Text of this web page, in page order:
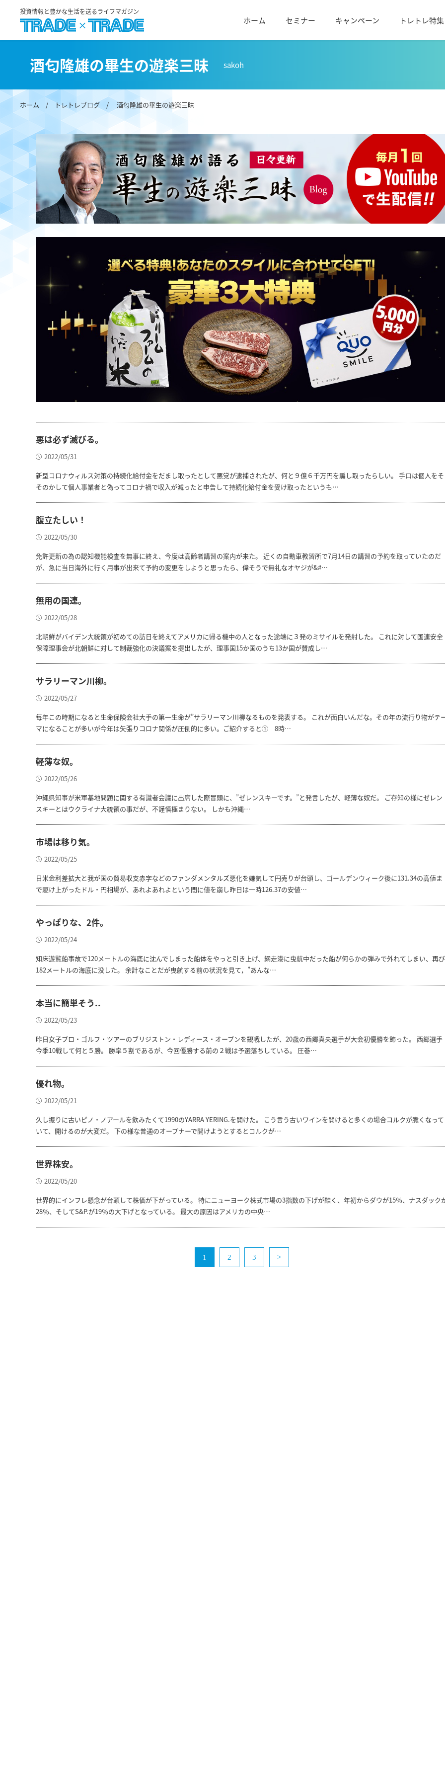
投資情報と豊かな生活を送るライフマガジン
ホーム セミナー キャンペーン トレトレ特集
酒匂隆雄の畢生の遊楽三昧 sakoh
ホーム /トレトレブログ / 酒匂隆雄の畢生の遊楽三昧
悪は必ず滅びる。
2022/05/31
新型コロナウィルス対策の持続化給付金をだまし取ったとして悪党が逮捕されたが、何と９億６千万円を騙し取ったらしい。 手口は個人をそ
そのかして個人事業者と偽ってコロナ禍で収入が減ったと申告して持続化給付金を受け取ったというも…
腹立たしい！
2022/05/30
免許更新の為の認知機能検査を無事に終え、今度は高齢者講習の案内が来た。 近くの自動車教習所で7月14日の講習の予約を取っていたのだ
が、急に当日海外に行く用事が出来て予約の変更をしようと思ったら、偉そうで無礼なオヤジが&#…
無用の国連。
2022/05/28
北朝鮮がバイデン大統領が初めての訪日を終えてアメリカに帰る機中の人となった途端に３発のミサイルを発射した。 これに対して国連安全
保障理事会が北朝鮮に対して制裁強化の決議案を提出したが、理事国15か国のうち13か国が賛成し…
サラリーマン川柳。
2022/05/27
毎年この時期になると生命保険会社大手の第一生命が”サラリーマン川柳なるものを発表する。 これが面白いんだな。その年の流行り物がテ
マになることが多いが今年は矢張りコロナ関係が圧倒的に多い。ご紹介すると① 8時…
軽薄な奴。
2022/05/26
沖縄県知事が米軍基地問題に関する有識者会議に出席した際冒頭に、”ゼレンスキーです。”と発言したが、軽薄な奴だ。 ご存知の様にゼレン
スキーとはウクライナ大統領の事だが、不謹慎極まりない。 しかも沖縄…
市場は移り気。
2022/05/25
日米金利差拡大と我が国の貿易収支赤字などのファンダメンタルズ悪化を嫌気して円売りが台頭し、ゴールデンウィーク後に131.34の高値ま
で駆け上がったドル・円相場が、あれよあれよという間に値を崩し昨日は一時126.37の安値…
やっぱりな、2件。
2022/05/24
知床遊覧船事故で120メートルの海底に沈んでしまった船体をやっと引き上げ、網走港に曳航中だった船が何らかの弾みで外れてしまい、再び
182メートルの海底に没した。 余計なことだが曳航する前の状況を見て，”あんな…
本当に簡単そう..
2022/05/23
昨日女子プロ・ゴルフ・ツアーのブリジストン・レディース・オープンを観戦したが、20歳の西郷真央選手が大会初優勝を飾った。 西郷選手
今季10戦して何と５勝。 勝率５割であるが、今回優勝する前の２戦は予選落ちしている。 圧巻…
優れ物。
2022/05/21
久し振りに古いピノ・ノアールを飲みたくて1990のYARRA YERING.を開けた。 こう言う古いワインを開けると多くの場合コルクが脆くなって
いて、開けるのが大変だ。 下の様な普通のオープナーで開けようとするとコルクが…
世界株安。
2022/05/20
世界的にインフレ懸念が台頭して株価が下がっている。 特にニューヨーク株式市場の3指数の下げが酷く、年初からダウが15％、ナスダック
28％、そしてS&P.が19％の大下げとなっている。 最大の原因はアメリカの中央…
1 2 3 >